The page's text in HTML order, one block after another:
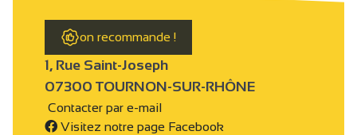
on recommande !
1, Rue Saint-Joseph
07300 TOURNON-SUR-RHÔNE
Contacter par e-mail
Visitez notre page Facebook